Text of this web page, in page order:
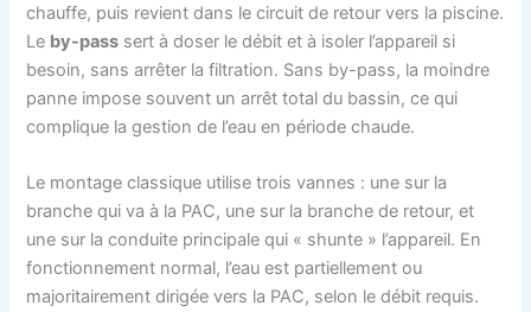
chauffe, puis revient dans le circuit de retour vers la piscine.
Le by-pass sert à doser le débit et à isoler l’appareil si
besoin, sans arrêter la filtration. Sans by-pass, la moindre
panne impose souvent un arrêt total du bassin, ce qui
complique la gestion de l’eau en période chaude.
Le montage classique utilise trois vannes : une sur la
branche qui va à la PAC, une sur la branche de retour, et
une sur la conduite principale qui « shunte » l’appareil. En
fonctionnement normal, l’eau est partiellement ou
majoritairement dirigée vers la PAC, selon le débit requis.